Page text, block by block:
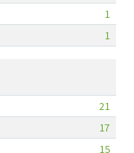
1
1
21
17
15